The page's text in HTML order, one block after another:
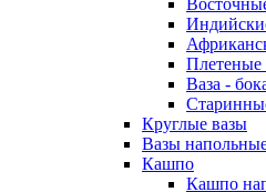
Плетеные
Ваза -
Круглые вазы
Вазы
Кашпо
Кашпо